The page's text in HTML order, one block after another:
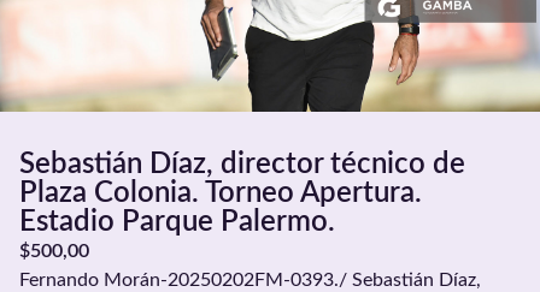
Sebastián Díaz, director técnico de
Plaza Colonia. Torneo Apertura.
Estadio Parque Palermo.
$500,00
Fernando Morán-20250202FM-0393./ Sebastián Díaz,